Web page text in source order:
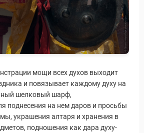
мощи всех духов выходит
и повязывает каждому духу на
шелковый шарф,
поднесения на нем даров и просьбы
украшения алтаря и хранения в
подношения как дара духу-